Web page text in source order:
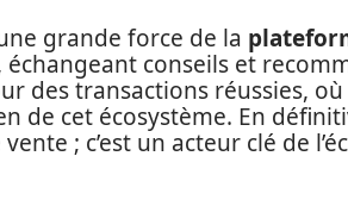
grande force de la
conseils et
des transactions réussies,
de cet écosystème. En
; c’est un acteur clé de